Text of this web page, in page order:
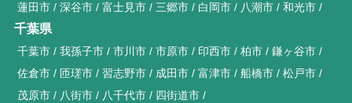
蓮田市
深谷市 富士見市 三郷市 白岡市 八潮市 和光市
千葉県
千葉市 我孫子市 市川市 市原市 印西市 柏市
鎌ヶ谷市
佐倉市
匝瑳市 習志野市 成田市 富津市 船橋市
松戸市
茂原市
八街市 八千代市 四街道市